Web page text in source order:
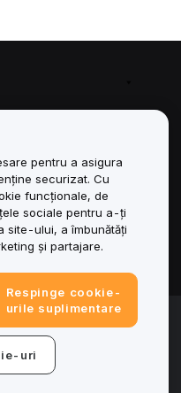
reserved.
Termene de
legale)
pentru a asigura
securizat. Cu
funcționale, de
sociale pentru a-ți
site-ului, a îmbunătăți
și partajare.
Respinge cookie-
urile suplimentare
uri